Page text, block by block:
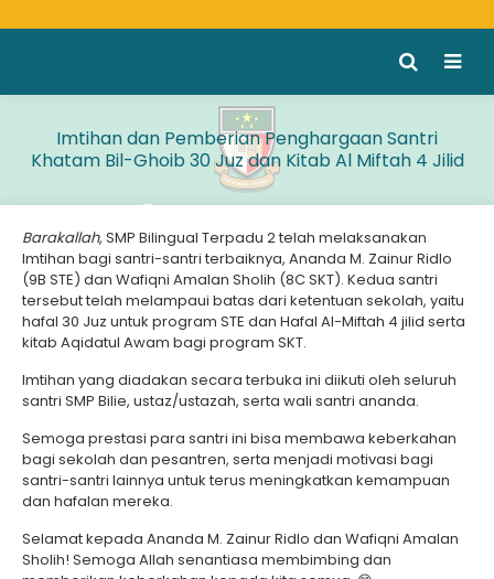
Imtihan dan Pemberian Penghargaan Santri
Khatam Bil-Ghoib 30 Juz dan Kitab Al Miftah 4 Jilid
Barakallah, SMP Bilingual Terpadu 2 telah melaksanakan
Imtihan bagi santri-santri terbaiknya, Ananda M. Zainur Ridlo
(9B STE) dan Wafiqni Amalan Sholih (8C SKT). Kedua santri
tersebut telah melampaui batas dari ketentuan sekolah, yaitu
hafal 30 Juz untuk program STE dan Hafal Al-Miftah 4 jilid serta
kitab Aqidatul Awam bagi program SKT.
Imtihan yang diadakan secara terbuka ini diikuti oleh seluruh
santri SMP Bilie, ustaz/ustazah, serta wali santri ananda.
Semoga prestasi para santri ini bisa membawa keberkahan
bagi sekolah dan pesantren, serta menjadi motivasi bagi
santri-santri lainnya untuk terus meningkatkan kemampuan
dan hafalan mereka.
Selamat kepada Ananda M. Zainur Ridlo dan Wafiqni Amalan
Sholih! Semoga Allah senantiasa membimbing dan